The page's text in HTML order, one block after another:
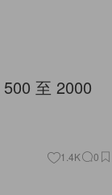
至 2000
1.4K 0